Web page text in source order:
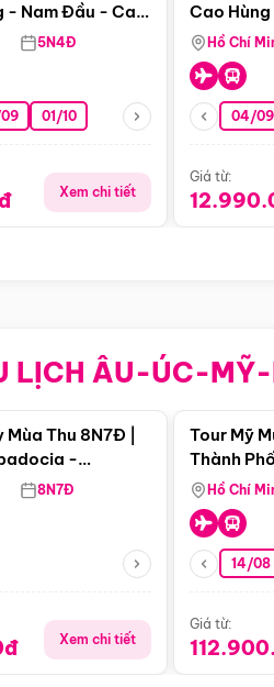
- Nam Đầu - Cao
5N4Đ
01/10
Xem chi tiết
Cao
(Bay Vj)
Hồ Chí
04/09
Giá từ:
LỊCH ÂU-ÚC-
Điểm nổi bật
Thu 8N7Đ |
-
8N7Đ
Xem chi tiết
Tour Mỹ
Thành
ThiênHồ Chí
14/08
Giá từ: